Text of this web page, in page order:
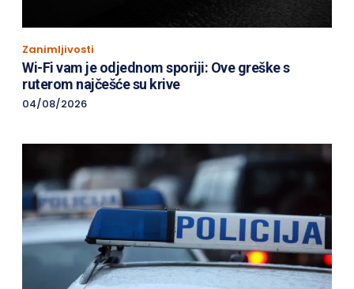
Zanimljivosti
Wi-Fi vam je odjednom sporiji: Ove greške s
ruterom najčešće su krive
04/08/2026